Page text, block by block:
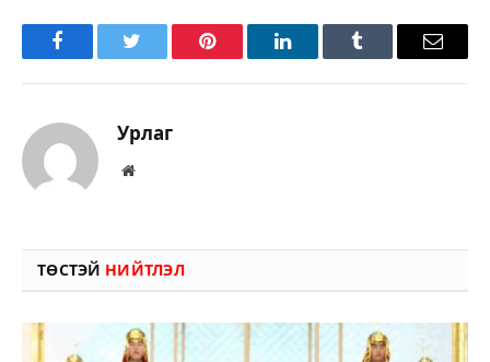
FacebookTwitter Pinterest LinkedInTumblr Имэйл
Урлаг
Вэбсайт
ТӨСТЭЙ НИЙТЛЭЛ